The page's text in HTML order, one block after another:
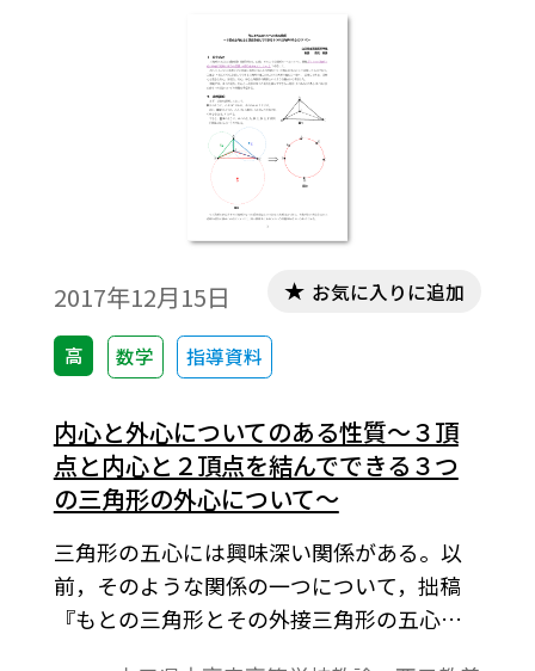
いのであろうか。 格子点を頂点とする多
角形の面積を求めるには格子多角形の内部
にある格子点の個数（ｐ）と辺上の格子点
の個数（ｑ）を用いて，格子多角形の面積S
がS＝ｐ＋q／２－１で求められるという
Pickの定理を活用してみたい。※文中の数
式は，「Tosho数式エディタ」で作成されて
います。ワード文書で数式を正しく表示する
ためには，「Tosho数式エディタ」が導入さ
れていることが必要です。無償ダウンロード
はこちら→無償ダウンロードのご案内
2017年12月15日
高 数学 指導資料
お気に入りに追加
内心と外心についてのある性質～３頂
点と内心と２頂点を結んでできる３つ
の三角形の外心について～
三角形の五心には興味深い関係がある。以
前，そのような関係の一つについて，拙稿
『もとの三角形とその外接三角形の五心の